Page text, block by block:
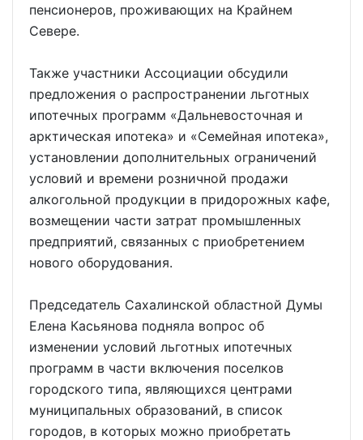
пенсионеров, проживающих на Крайнем
Севере.
Также участники Ассоциации обсудили
предложения о распространении льготных
ипотечных программ «Дальневосточная и
арктическая ипотека» и «Семейная ипотека»,
установлении дополнительных ограничений
условий и времени розничной продажи
алкогольной продукции в придорожных кафе,
возмещении части затрат промышленных
предприятий, связанных с приобретением
нового оборудования.
Председатель Сахалинской областной Думы
Елена Касьянова подняла вопрос об
изменении условий льготных ипотечных
программ в части включения поселков
городского типа, являющихся центрами
муниципальных образований, в список
городов, в которых можно приобретать